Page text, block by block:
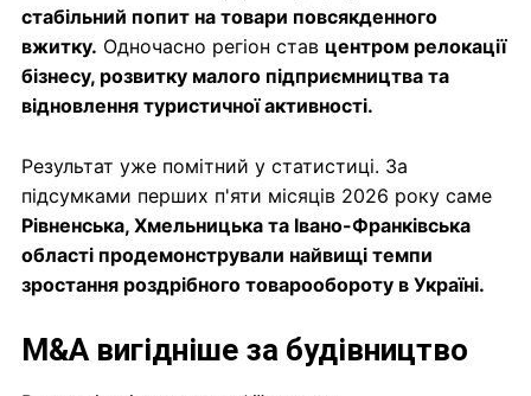
стабільний попит на товари повсякденного
вжитку. Одночасно регіон став центром релокації
бізнесу, розвитку малого підприємництва та
відновлення туристичної активності.
Результат уже помітний у статистиці. За
підсумками перших п'яти місяців 2026 року саме
Рівненська, Хмельницька та Івано-Франківська
області продемонстрували найвищі темпи
зростання роздрібного товарообороту в Україні.
M&A вигідніше за будівництво